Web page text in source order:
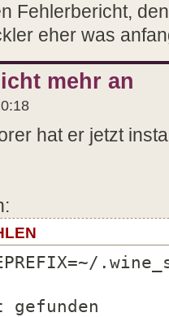
Fehlerbericht,
eher was
mehr an
hat er jetzt